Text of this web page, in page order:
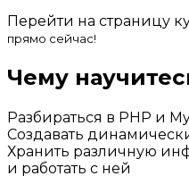
Перейти на страницу
прямо сейчас!
Чему
Разбираться в PHP и
Создавать
Хранить различную
и работать с ней